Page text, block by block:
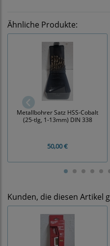
Ähnliche Produkte:
Metallbohrer Satz HSS-Cobalt
(25-tlg, 1-13mm) DIN 338
50,00 €
Kunden, die diesen Artikel